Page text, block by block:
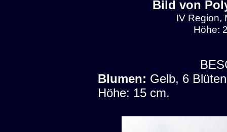
Bild von
IV Region,
Höhe:
Blumen: Gelb, 6
Höhe: 15 cm.